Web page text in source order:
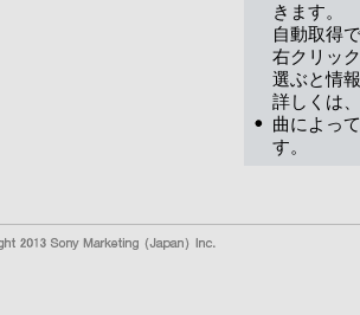
きます。
自動取得
右クリッ
選ぶと情
詳しくは
曲によっ
す。